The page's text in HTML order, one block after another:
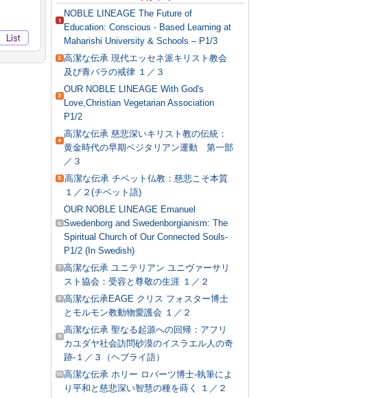
NOBLE LINEAGE The Future of
Education: Conscious - Based Learning at
Maharishi University & Schools – P1/3
高潔な伝承 現代エッセネ派キリスト教会
及び青バラの戒律 １／３
OUR NOBLE LINEAGE With God's
Love,Christian Vegetarian Association
P1/2
高潔な伝承 慈悲深いキリスト教の伝統：
黄金時代の早期ベジタリアン運動 第一部
／３
高潔な伝承 チベット仏教：慈悲こそ本質
１／２(チベット語)
OUR NOBLE LINEAGE Emanuel
Swedenborg and Swedenborgianism: The
Spiritual Church of Our Connected Souls-
P1/2 (In Swedish)
高潔な伝承 ユニテリアン ユニヴァーサリ
スト協会：受容と尊敬の生涯 １／２
高潔な伝承EAGE クリス フォスター博士
とモルモン教動物愛護会 １／２
高潔な伝承 聖なる起源への回帰：アフリ
カユダヤ社会訪問砂漠のイスラエル人の奇
跡‐１／３（ヘブライ語）
高潔な伝承 ホリー ロバーツ博士‐執筆によ
り平和と慈悲深い智慧の種を蒔く １／２